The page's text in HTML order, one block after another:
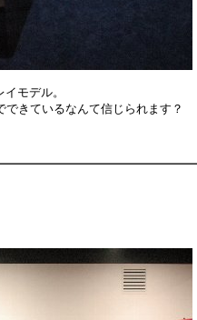
モデル。
きているなんて信じられます？